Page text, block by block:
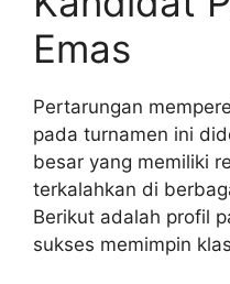
Emas
Pertarungan
pada turnamen ini
besar yang memiliki
terkalahkan di
Berikut adalah profil
sukses memimpin